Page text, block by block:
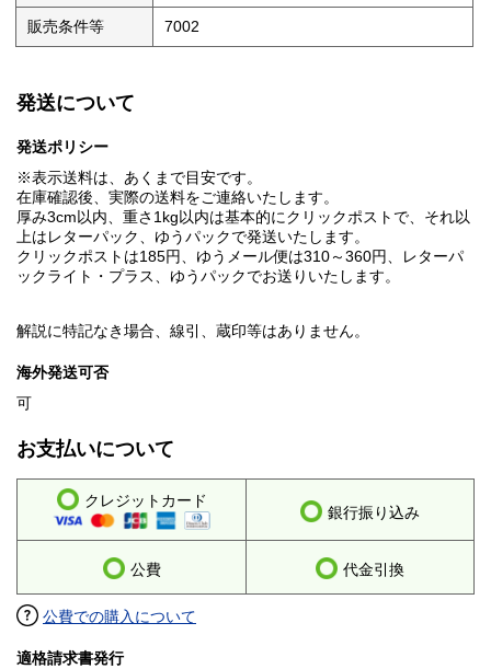
販売条件等 7002
発送について
発送ポリシー
※表示送料は、あくまで目安です。
在庫確認後、実際の送料をご連絡いたします。
厚み3cm以内、重さ1kg以内は基本的にクリックポストで、それ以
上はレターパック、ゆうパックで発送いたします。
クリックポストは185円、ゆうメール便は310～360円、レターパ
ックライト・プラス、ゆうパックでお送りいたします。
解説に特記なき場合、線引、蔵印等はありません。
海外発送可否
可
お支払いについて
クレジットカード
銀行振り込み
公費 代金引換
公費での購入について
適格請求書発行